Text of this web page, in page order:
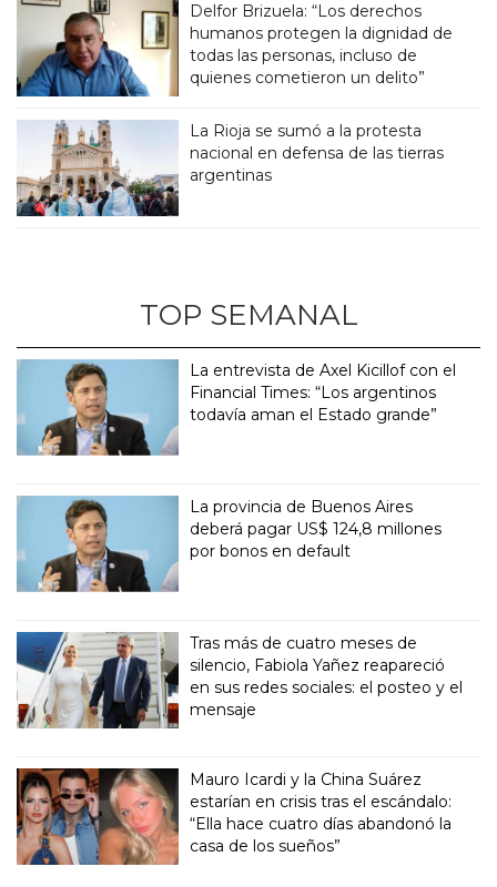
Delfor Brizuela: “Los derechos
humanos protegen la dignidad de
todas las personas, incluso de
quienes cometieron un delito”
La Rioja se sumó a la protesta
nacional en defensa de las tierras
argentinas
TOP SEMANAL
La entrevista de Axel Kicillof con el
Financial Times: “Los argentinos
todavía aman el Estado grande”
La provincia de Buenos Aires
deberá pagar US$ 124,8 millones
por bonos en default
Tras más de cuatro meses de
silencio, Fabiola Yañez reapareció
en sus redes sociales: el posteo y el
mensaje
Mauro Icardi y la China Suárez
estarían en crisis tras el escándalo:
“Ella hace cuatro días abandonó la
casa de los sueños”